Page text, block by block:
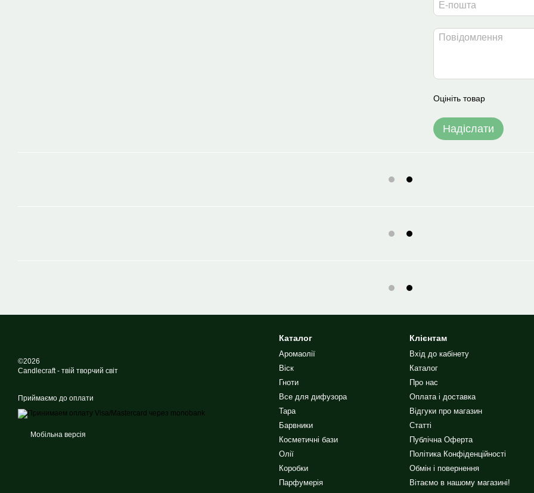
Оцініть товар
Надіслати
©2026
Candlecraft - твій творчий світ
Приймаємо до оплати
Мобільна версія
Каталог
Аромаолії
Віск
Гноти
Все для дифузора
Тара
Барвники
Косметичні бази
Олії
Коробки
Парфумерія
Клієнтам
Вхід до кабінету
Каталог
Про нас
Оплата і доставка
Відгуки про магазин
Статті
Публічна Оферта
Політика Конфіденційності
Обмін і повернення
Вітаємо в нашому магазині!